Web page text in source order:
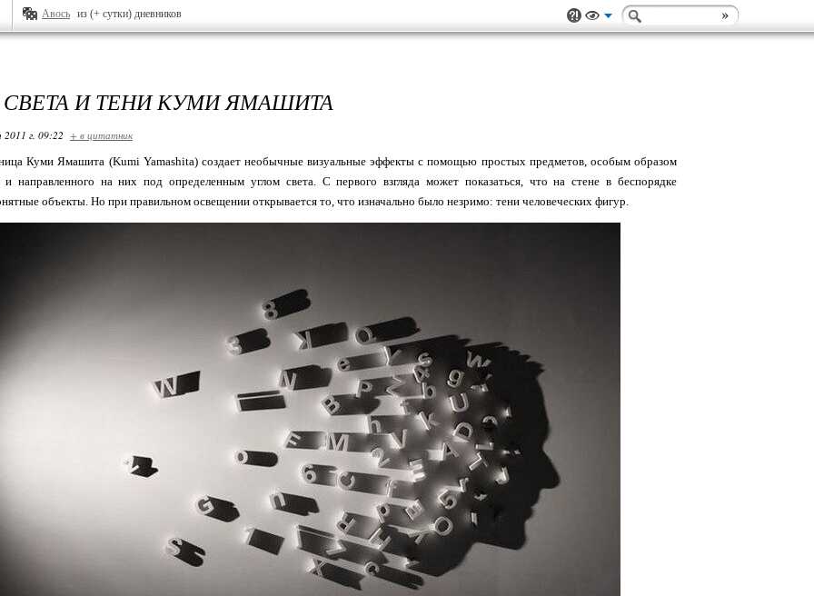
Авось из (+ сутки) дневников
СВЕТА И ТЕНИ КУМИ ЯМАШИТА
г. 09:22 + в цитатник
Куми Ямашита (Kumi Yamashita) создает необычные визуальные эффекты с помощью простых предметов, особым образом
направленного на них под определенным углом света. С первого взгляда может показаться, что на стене в беспорядке
объекты. Но при правильном освещении открывается то, что изначально было незримо: тени человеческих фигур.